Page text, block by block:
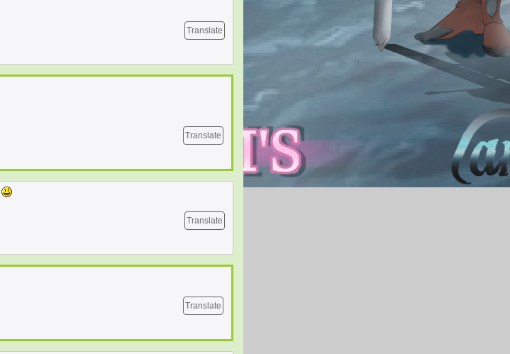
Translate
Translate
Translate
Translate